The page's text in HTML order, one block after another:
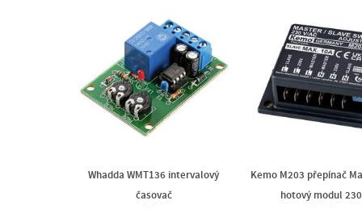
Whadda WMT136 intervalový
časovač
Kemo M203 přepínač
hotový modul 230